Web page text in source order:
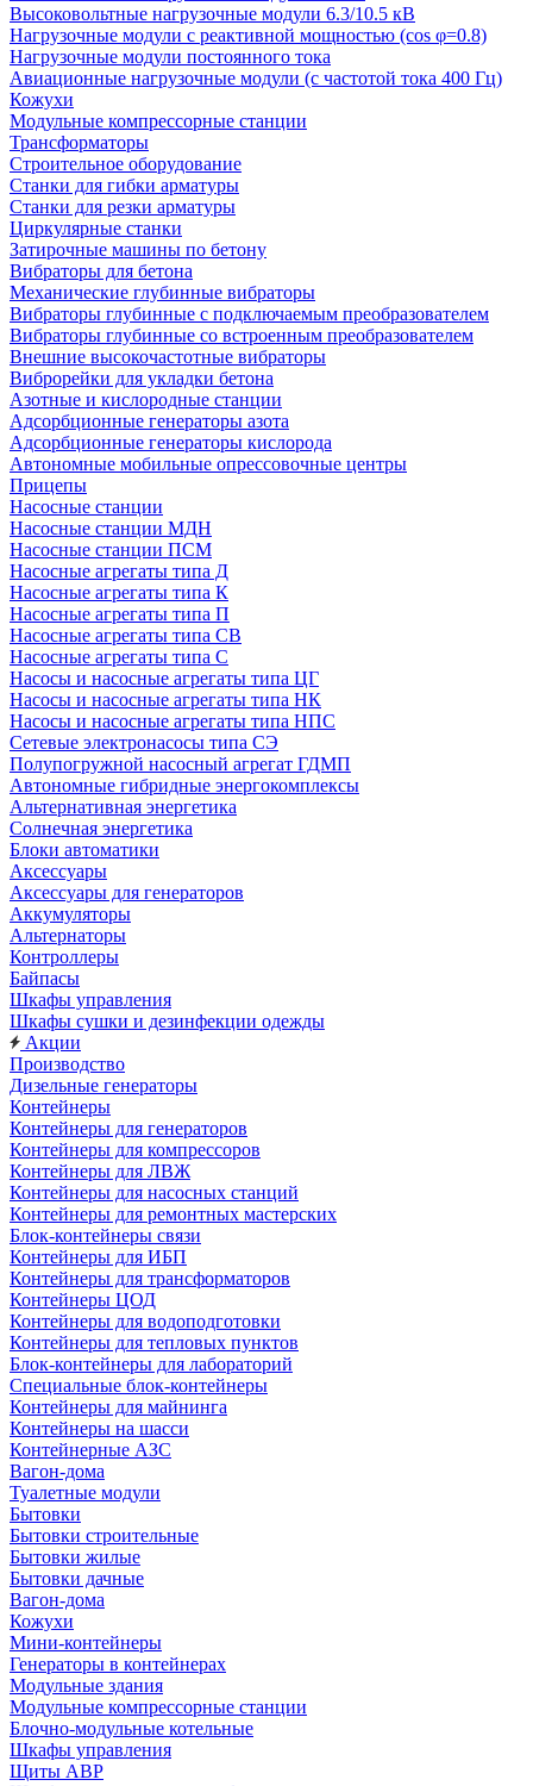
Высоковольтные нагрузочные модули 6.3/10.5 кВ
Нагрузочные модули с реактивной мощностью (cos φ=0.8)
Нагрузочные модули постоянного тока
Авиационные нагрузочные модули (с частотой тока 400 Гц)
Кожухи
Модульные компрессорные станции
Трансформаторы
Строительное оборудование
Станки для гибки арматуры
Станки для резки арматуры
Циркулярные станки
Затирочные машины по бетону
Вибраторы для бетона
Механические глубинные вибраторы
Вибраторы глубинные с подключаемым преобразователем
Вибраторы глубинные со встроенным преобразователем
Внешние высокочастотные вибраторы
Виброрейки для укладки бетона
Азотные и кислородные станции
Адсорбционные генераторы азота
Адсорбционные генераторы кислорода
Автономные мобильные опрессовочные центры
Прицепы
Насосные станции
Насосные станции МДН
Насосные станции ПСМ
Насосные агрегаты типа Д
Насосные агрегаты типа К
Насосные агрегаты типа П
Насосные агрегаты типа СВ
Насосные агрегаты типа С
Насосы и насосные агрегаты типа ЦГ
Насосы и насосные агрегаты типа НК
Насосы и насосные агрегаты типа НПС
Сетевые электронасосы типа СЭ
Полупогружной насосный агрегат ГДМП
Автономные гибридные энергокомплексы
Альтернативная энергетика
Солнечная энергетика
Блоки автоматики
Аксессуары
Аксессуары для генераторов
Аккумуляторы
Альтернаторы
Контроллеры
Байпасы
Шкафы управления
Шкафы сушки и дезинфекции одежды
Акции
Производство
Дизельные генераторы
Контейнеры
Контейнеры для генераторов
Контейнеры для компрессоров
Контейнеры для ЛВЖ
Контейнеры для насосных станций
Контейнеры для ремонтных мастерских
Блок-контейнеры связи
Контейнеры для ИБП
Контейнеры для трансформаторов
Контейнеры ЦОД
Контейнеры для водоподготовки
Контейнеры для тепловых пунктов
Блок-контейнеры для лабораторий
Специальные блок-контейнеры
Контейнеры для майнинга
Контейнеры на шасси
Контейнерные АЗС
Вагон-дома
Туалетные модули
Бытовки
Бытовки строительные
Бытовки жилые
Бытовки дачные
Вагон-дома
Кожухи
Мини-контейнеры
Генераторы в контейнерах
Модульные здания
Модульные компрессорные станции
Блочно-модульные котельные
Шкафы управления
Щиты АВР